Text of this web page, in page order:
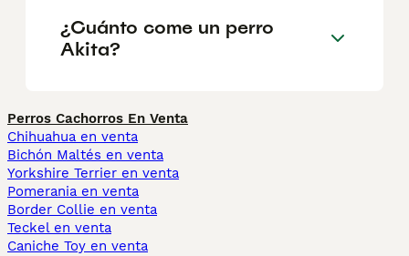
¿Cuánto come un perro
Akita?
Perros Cachorros En Venta
Chihuahua en venta
Bichón Maltés en venta
Yorkshire Terrier en venta
Pomerania en venta
Border Collie en venta
Teckel en venta
Caniche Toy en venta